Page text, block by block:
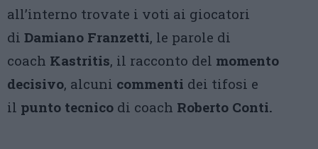
all’interno trovate i voti ai giocatori
di Damiano Franzetti, le parole di
coach Kastritis, il racconto del momento
decisivo, alcuni commenti dei tifosi e
il punto tecnico di coach Roberto Conti.